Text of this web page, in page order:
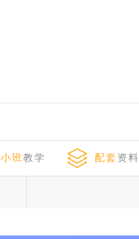
小班教学 配套 资料